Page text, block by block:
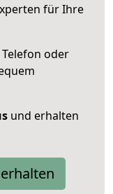
für Ihre
oder
und erhalten